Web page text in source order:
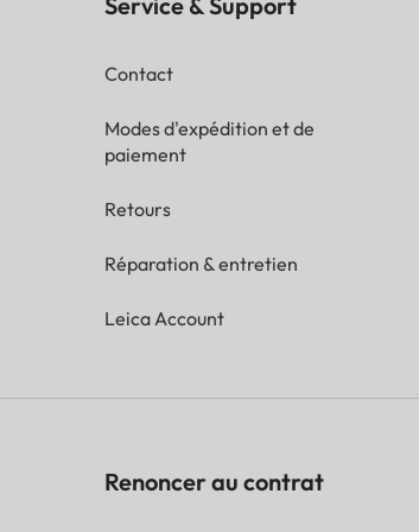
Contact
Modes d'expédition et de
paiement
Retours
Réparation & entretien
Leica Account
Renoncer au contrat